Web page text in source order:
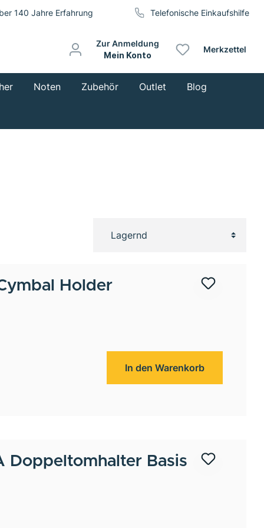
140 Jahre Erfahrung Telefonische Einkaufshilfe
Zur Anmeldung
Mein Konto
Merkzettel
Noten Zubehör Outlet Blog
Holder
In den Warenkorb
Doppeltomhalter Basis